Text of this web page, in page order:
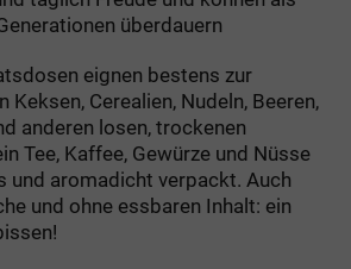
überdauern
eignen bestens zur
Keksen, Cerealien, Nudeln, Beeren,
anderen losen, trockenen
Tee, Kaffee, Gewürze und Nüsse
und aromadicht verpackt. Auch
und ohne essbaren Inhalt: ein